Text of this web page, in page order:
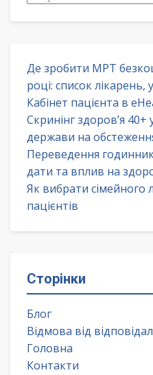
Де зробити МРТ
році: список
Кабінет пацієнта в
Скринінг здоров’я 40+
держави на
Переведення
дати та вплив на
Як вибрати сімейного
пацієнтів
Сторінки
Блог
Відмова від
Головна
Контакти